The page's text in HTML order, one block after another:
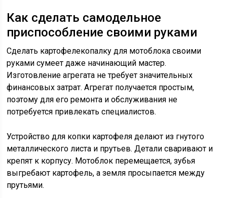
Как сделать самодельное
приспособление своими руками
Сделать картофелекопалку для мотоблока своими
руками сумеет даже начинающий мастер.
Изготовление агрегата не требует значительных
финансовых затрат. Агрегат получается простым,
поэтому для его ремонта и обслуживания не
потребуется привлекать специалистов.
Устройство для копки картофеля делают из гнутого
металлического листа и прутьев. Детали сваривают и
крепят к корпусу. Мотоблок перемещается, зубья
выгребают картофель, а земля просыпается между
прутьями.